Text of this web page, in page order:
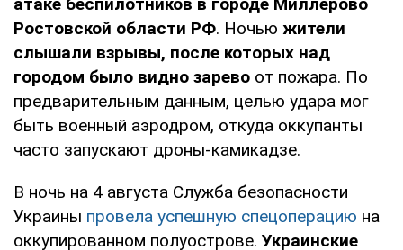
Ростовской области РФ. Ночью жители
слышали взрывы, после которых над
городом было видно зарево от пожара. По
предварительным данным, целью удара мог
быть военный аэродром, откуда оккупанты
часто запускают дроны-камикадзе.
В ночь на 4 августа Служба безопасности
Украины провела успешную спецоперацию на
оккупированном полуострове. Украинские